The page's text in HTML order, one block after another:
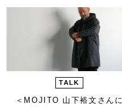
TALK
＜MOJITO 山下裕文さんに